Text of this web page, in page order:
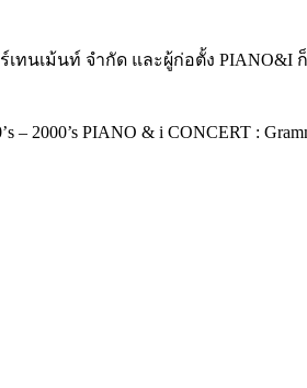
ม้นท์ จำกัด และผู้ก่อตั้ง PIANO&I ก็
– 2000’s PIANO & i CONCERT :